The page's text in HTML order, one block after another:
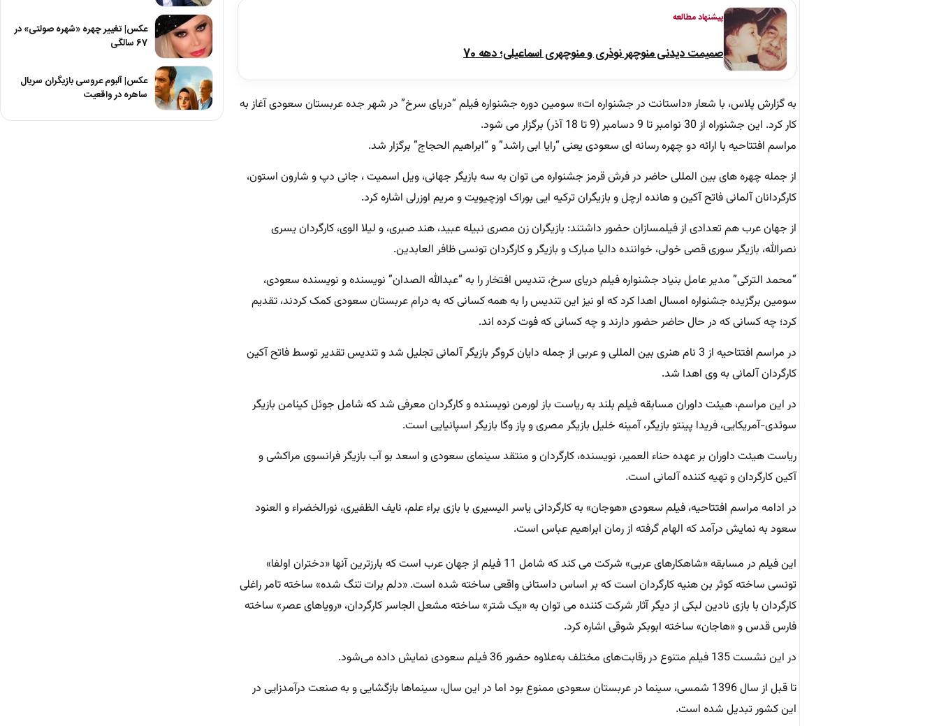
پیشنهاد مطالعه
صمیمت دیدنی منوچهر نوذری و منوچهری اسماعیلی؛ دهه 70
به گزارش پلاس، با شعار «داستانت در جشنواره ات» سومین دوره جشنواره فیلم “دریای سرخ” در شهر جده عربستان سعودی آغاز به
کار کرد. این جشنوراه از 30 نوامبر تا 9 دسامبر (9 تا 18 آذر)‌ برگزار می شود.
مراسم افتتاحیه با ارائه دو چهره رسانه ای سعودی یعنی “رایا ابی راشد” و “ابراهیم الحجاج” برگزار شد.
از جمله چهره های بین المللی حاضر در فرش قرمز جشنواره می توان به سه بازیگر جهانی، ویل اسمیت ، جانی دپ و شارون استون،
کارگردانان آلمانی فاتح آکین و هانده ارچل و بازیگران ترکیه ایی بوراک اوزچیویت و مریم اوزرلی اشاره کرد.
از جهان عرب هم تعدادی از فیلمسازان حضور داشتند: بازیگران زن مصری نبیله عبید، هند صبری، و لیلا الوی، کارگردان یسری
نصرالله، بازیگر سوری قصی خولی، خواننده دالیا مبارک و بازیگر و کارگردان تونسی ظافر العابدین.
“محمد الترکی” مدیر عامل بنیاد جشنواره فیلم دریای سرخ، تندیس افتخار را به “عبدالله الصدان” نویسنده و نویسنده سعودی،
سومین برگزیده جشنواره امسال اهدا کرد که او نیز این تندیس را به همه کسانی که به درام عربستان سعودی کمک کردند، تقدیم
کرد؛ چه کسانی که در حال حاضر حضور دارند و چه کسانی که فوت کرده اند.
در مراسم افتتاحیه از 3 نام هنری بین المللی و عربی از جمله دایان کروگر بازیگر آلمانی تجلیل شد و تندیس تقدیر توسط فاتح آکین
کارگردان آلمانی به وی اهدا شد.
در این مراسم، هیئت داوران مسابقه فیلم بلند به ریاست باز لورمن نویسنده و کارگردان معرفی شد که شامل جوئل کینامن بازیگر
سوئدی-آمریکایی، فریدا پینتو بازیگر، آمینه خلیل بازیگر مصری و پاز وگا بازیگر اسپانیایی است.
ریاست هیئت داوران بر عهده حناء العمیر، نویسنده، کارگردان و منتقد سینمای سعودی و اسعد بو آب بازیگر فرانسوی مراکشی و
آکین کارگردان و تهیه کننده آلمانی است.
در ادامه مراسم افتتاحیه، فیلم سعودی «هوجان» به کارگردانی یاسر الیسیری با بازی براء علم، نایف الظفیری، نورالخضراء و العنود
سعود به نمایش درآمد که الهام گرفته از رمان ابراهیم عباس است.
این فیلم در مسابقه «شاهکارهای عربی» شرکت می کند که شامل 11 فیلم از جهان عرب است که بارزترین آنها «دختران اولفا»
تونسی ساخته کوثر بن هنیه کارگردان است که بر اساس داستانی واقعی ساخته شده است. «دلم برات تنگ شده» ساخته تامر راغلی
کارگردان با بازی نادین لبکی از دیگر آثار شرکت کننده می توان به «یک شتر» ساخته مشعل الجاسر کارگردان، «رویاهای عصر» ساخته
فارس قدس و «هاجان» ساخته ابوبکر شوقی اشاره کرد.
در این نشست 135 فیلم متنوع در رقابت‌های مختلف به‌علاوه حضور 36 فیلم سعودی نمایش داده می‌شود.
تا قبل از سال 1396 شمسی، سینما در عربستان سعودی ممنوع بود اما در این سال، سینماها بازگشایی و به صنعت درآمدزایی در
این کشور تبدیل شده است.
عکس| تغییر چهره «شهره صولتی» در
67 سالگی
عکس| آلبوم عروسی بازیگران سریال
ساهره در واقعیت